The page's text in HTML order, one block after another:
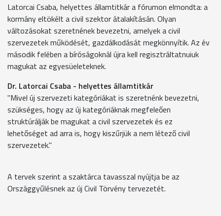
Latorcai Csaba, helyettes államtitkár a fórumon elmondta: a
kormány eltökélt a civil szektor átalakításán. Olyan
változásokat szeretnének bevezetni, amelyek a civil
szervezetek működését, gazdálkodását megkönnyítik. Az év
második felében a bíróságoknál újra kell regisztráltatnuiuk
magukat az egyesüeleteknek.
Dr. Latorcai Csaba - helyettes államtitkár
"Mivel új szervezeti kategóriákat is szeretnénk bevezetni,
szükséges, hogy az új kategóriáknak megfeleően
struktúrálják be magukat a civil szervezetek és ez
lehetőséget ad arra is, hogy kiszűrjük a nem létező civil
szervezetek."
A tervek szerint a szaktárca tavasszal nyújtja be az
Országgyűlésnek az új Civil Törvény tervezetét.